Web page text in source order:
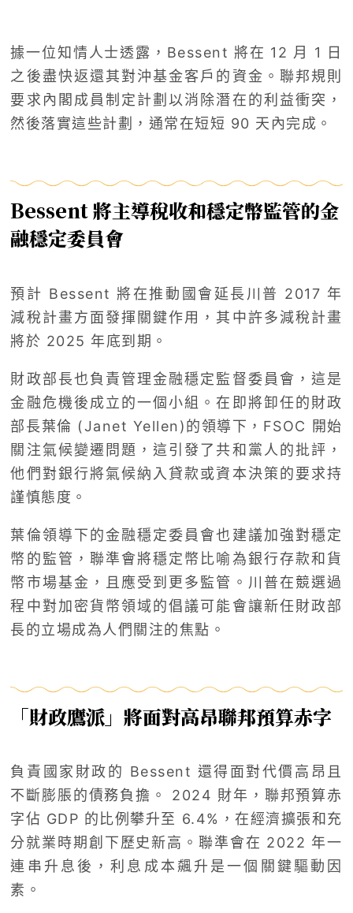
據一位知情人士透露，Bessent 將在 12 月 1 日
之後盡快返還其對沖基金客戶的資金。聯邦規則
要求內閣成員制定計劃以消除潛在的利益衝突，
然後落實這些計劃，通常在短短 90 天內完成。
Bessent 將主導稅收和穩定幣監管的金
融穩定委員會
預計 Bessent 將在推動國會延長川普 2017 年
減稅計畫方面發揮關鍵作用，其中許多減稅計畫
將於 2025 年底到期。
財政部長也負責管理金融穩定監督委員會，這是
金融危機後成立的一個小組。在即將卸任的財政
部長葉倫 (Janet Yellen)的領導下，FSOC 開始
關注氣候變遷問題，這引發了共和黨人的批評，
他們對銀行將氣候納入貸款或資本決策的要求持
謹慎態度。
葉倫領導下的金融穩定委員會也建議加強對穩定
幣的監管，聯準會將穩定幣比喻為銀行存款和貨
幣市場基金，且應受到更多監管。川普在競選過
程中對加密貨幣領域的倡議可能會讓新任財政部
長的立場成為人們關注的焦點。
「財政鷹派」將面對高昂聯邦預算赤字
負責國家財政的 Bessent 還得面對代價高昂且
不斷膨脹的債務負擔。 2024 財年，聯邦預算赤
字佔 GDP 的比例攀升至 6.4%，在經濟擴張和充
分就業時期創下歷史新高。聯準會在 2022 年一
連串升息後，利息成本飆升是一個關鍵驅動因
素。